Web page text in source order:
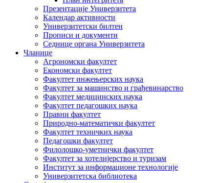
Презентације Универзитета
Календар активности
Универзитетски билтен
Прописи и документи
Седнице органа Универзитета
Чланице
Агрономски факултет
Економски факултет
Факултет инжењерских наука
Факултет за машинство и грађевинарство
Факултет медицинских наука
Факултет педагошких наука
Правни факултет
Природно-математички факултет
Факултет техничких наука
Педагошки факултет
Филолошко-уметнички факултет
Факултет за хотелијерство и туризам
Институт за информационе технологије
Универзитетска библиотека